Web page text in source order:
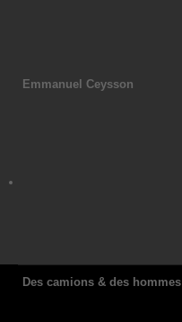
Emmanuel Ceysson
Des camions & des hommes